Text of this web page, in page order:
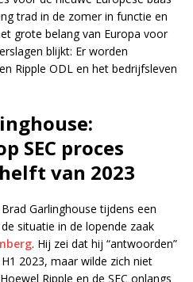
trad in de zomer in functie en
grote belang van Europa voor
blijkt: Er worden
Ripple ODL en het bedrijfsleven
SEC proces
van 2023
Garlinghouse tijdens een
situatie in de lopende zaak
. Hij zei dat hij “antwoorden”
2023, maar wilde zich niet
Ripple en de SEC onlangs